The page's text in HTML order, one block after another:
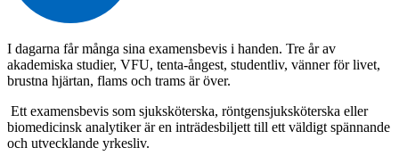
I dagarna får många sina examensbevis i handen. Tre år av
akademiska studier, VFU, tenta-ångest, studentliv, vänner för livet,
brustna hjärtan, flams och trams är över.
Ett examensbevis som sjuksköterska, röntgensjuksköterska eller
biomedicinsk analytiker är en inträdesbiljett till ett väldigt spännande
och utvecklande yrkesliv.